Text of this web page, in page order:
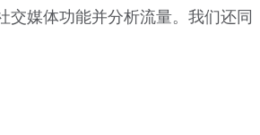
号-8 京公网安备11010502045859号
媒体功能并分析流量。我们还同